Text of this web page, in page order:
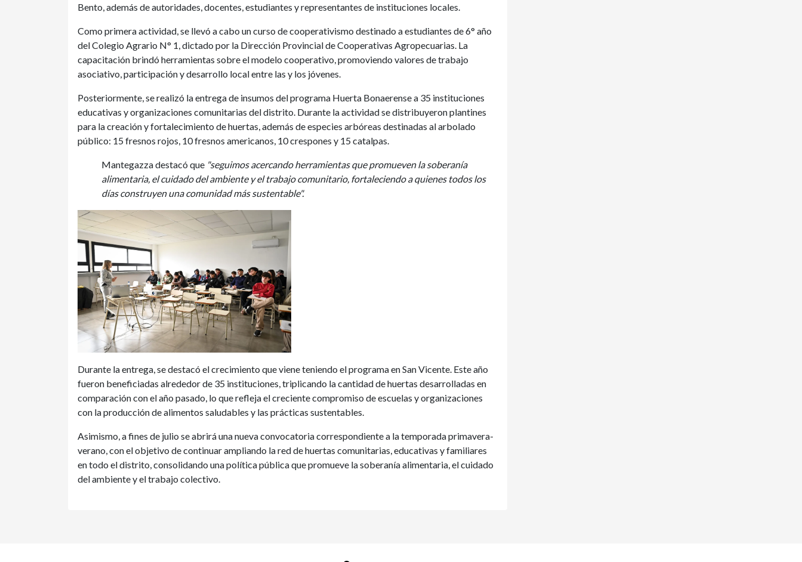
Bento, además de autoridades, docentes, estudiantes y representantes de instituciones locales.
Como primera actividad, se llevó a cabo un curso de cooperativismo destinado a estudiantes de 6° año
del Colegio Agrario N° 1, dictado por la Dirección Provincial de Cooperativas Agropecuarias. La
capacitación brindó herramientas sobre el modelo cooperativo, promoviendo valores de trabajo
asociativo, participación y desarrollo local entre las y los jóvenes.
Posteriormente, se realizó la entrega de insumos del programa Huerta Bonaerense a 35 instituciones
educativas y organizaciones comunitarias del distrito. Durante la actividad se distribuyeron plantines
para la creación y fortalecimiento de huertas, además de especies arbóreas destinadas al arbolado
público: 15 fresnos rojos, 10 fresnos americanos, 10 crespones y 15 catalpas.
Mantegazza destacó que "seguimos acercando herramientas que promueven la soberanía
alimentaria, el cuidado del ambiente y el trabajo comunitario, fortaleciendo a quienes todos los
días construyen una comunidad más sustentable".
Durante la entrega, se destacó el crecimiento que viene teniendo el programa en San Vicente. Este año
fueron beneficiadas alrededor de 35 instituciones, triplicando la cantidad de huertas desarrolladas en
comparación con el año pasado, lo que refleja el creciente compromiso de escuelas y organizaciones
con la producción de alimentos saludables y las prácticas sustentables.
Asimismo, a fines de julio se abrirá una nueva convocatoria correspondiente a la temporada primavera-
verano, con el objetivo de continuar ampliando la red de huertas comunitarias, educativas y familiares
en todo el distrito, consolidando una política pública que promueve la soberanía alimentaria, el cuidado
del ambiente y el trabajo colectivo.